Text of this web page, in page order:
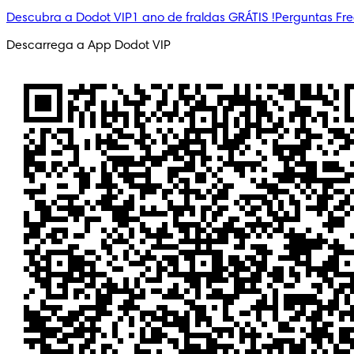
Descubra a Dodot VIP1 ano de fraldas GRÁTIS !Perguntas
Descarrega a App Dodot VIP